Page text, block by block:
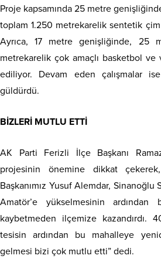
Proje kapsamında 25 metre
toplam 1.250 metrekarelik sentetik
Ayrıca, 17 metre genişliğinde, 25
metrekarelik çok amaçlı basketbol ve
ediliyor. Devam eden çalışmalar
güldürdü.
BİZLERİ MUTLU ETTİ
AK Parti Ferizli İlçe Başkanı
projesinin önemine dikkat
Başkanımız Yusuf Alemdar,
Amatör’e yükselmesinin ardından
kaybetmeden ilçemize kazandırdı.
tesisin ardından bu mahalleye
gelmesi bizi çok mutlu etti” dedi.